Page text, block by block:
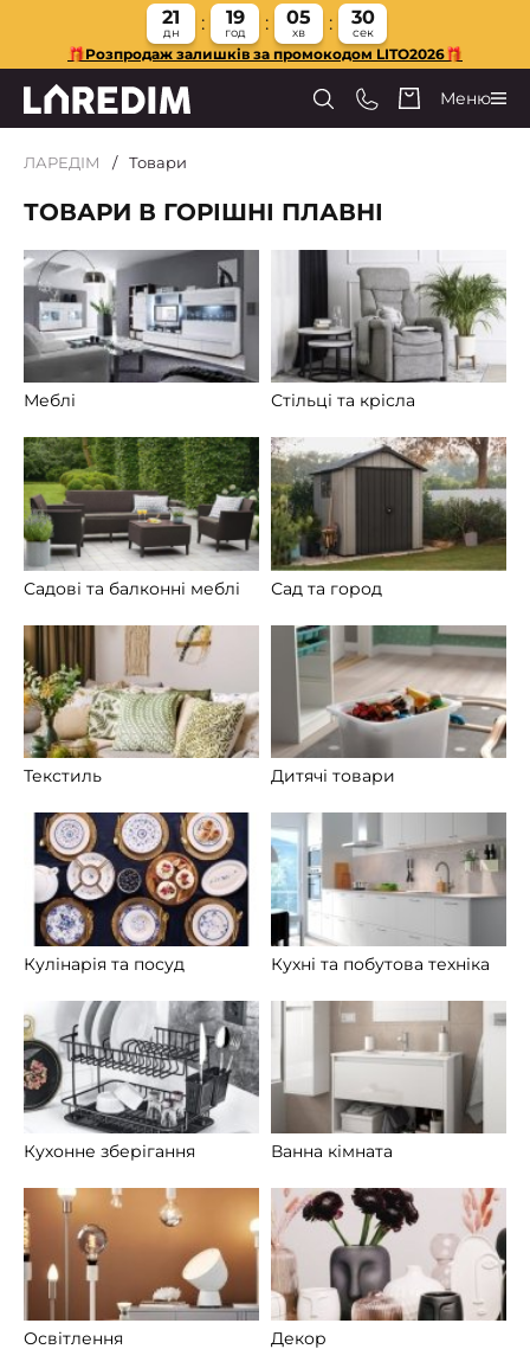
21
дн
19
год
05
хв
29
сек
🎁Розпродаж залишків за промокодом LITO2026🎁
Меню
ЛАРЕДІМ Товари
ТОВАРИ В ГОРІШНІ ПЛАВНІ
Меблі Стільці та крісла
Садові та балконні меблі Сад та город
Текстиль Дитячі товари
Кулінарія та посуд Кухні та побутова техніка
Кухонне зберігання Ванна кімната
Освітлення Декор